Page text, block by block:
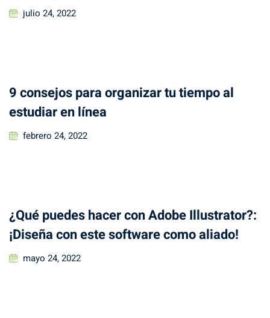
Posted
julio 24, 2022
9 consejos para organizar tu tiempo al
estudiar en línea
Posted
febrero 24, 2022
¿Qué puedes hacer con Adobe Illustrator?:
¡Diseña con este software como aliado!
Posted
mayo 24, 2022